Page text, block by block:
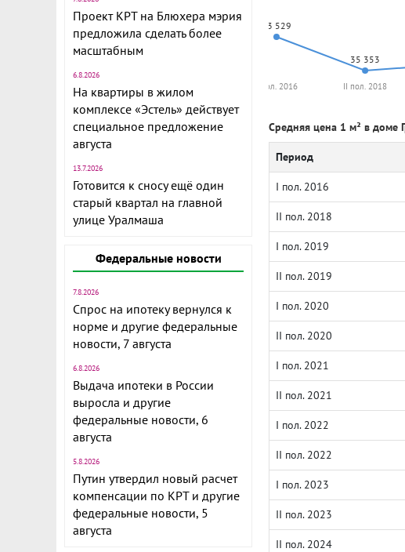
Проект КРТ на Блюхера мэрия
предложила сделать более
масштабным
6.8.2026
На квартиры в жилом
комплексе «Эстель» действует
специальное предложение
августа
13.7.2026
Готовится к сносу ещё один
старый квартал на главной
улице Уралмаша
Федеральные новости
7.8.2026
Спрос на ипотеку вернулся к
норме и другие федеральные
новости, 7 августа
6.8.2026
Выдача ипотеки в России
выросла и другие
федеральные новости, 6
августа
5.8.2026
Путин утвердил новый расчет
компенсации по КРТ и другие
федеральные новости, 5
августа
53 529
35 353
I пол. 2016 II пол. 2018
Средняя цена 1 м² в доме
Период
I пол. 2016
II пол. 2018
I пол. 2019
II пол. 2019
I пол. 2020
II пол. 2020
I пол. 2021
II пол. 2021
I пол. 2022
II пол. 2022
I пол. 2023
II пол. 2023
II пол. 2024